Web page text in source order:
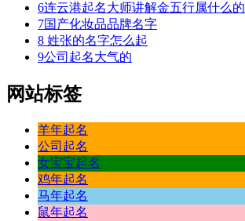
6连云港起名大师讲解金五行属什么的
7国产化妆品品牌名字
8 姓张的名字怎么起
9公司起名大气的
网站标签
羊年起名
公司起名
女宝宝起名
鸡年起名
马年起名
鼠年起名